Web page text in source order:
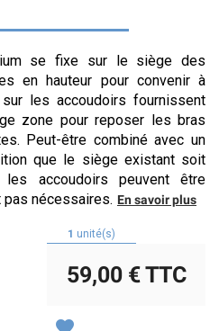
se fixe sur le siège des
en hauteur pour convenir à
les accoudoirs fournissent
zone pour reposer les bras
Peut-être combiné avec un
que le siège existant soit
accoudoirs peuvent être
nécessaires. En savoir plus
1 unité(s)
59,00 €TTC